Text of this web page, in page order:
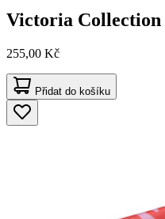
Victoria Collection
255,00 Kč
Přidat do košíku